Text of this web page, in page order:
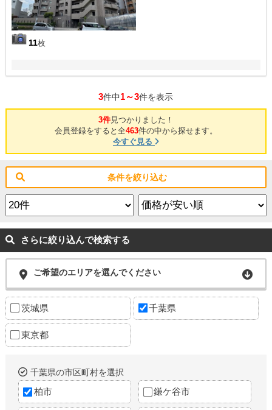
11枚
3件中1～3件を表示
3件見つかりました！
会員登録をすると全463件の中から探せます。
今すぐ見る
条件を絞り込む
さらに絞り込んで検索する
ご希望のエリアを選んでください
茨城県 千葉県
東京都
千葉県の市区町村を選択
柏市 鎌ケ谷市